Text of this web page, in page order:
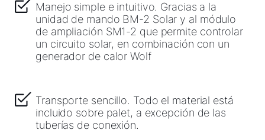
Manejo simple e intuitivo. Gracias a la
unidad de mando BM-2 Solar y al módulo
de ampliación SM1-2 que permite controlar
un circuito solar, en combinación con un
generador de calor Wolf
Transporte sencillo. Todo el material está
incluido sobre palet, a excepción de las
tuberías de conexión.